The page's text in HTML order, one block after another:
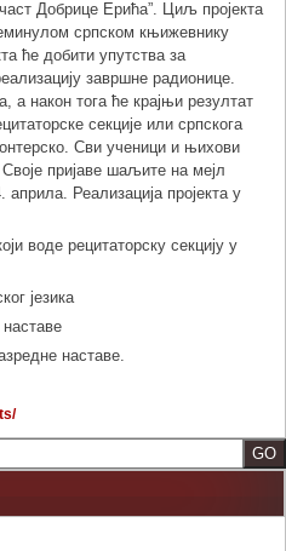
Добрице Ерића”. Циљ пројекта
српском књижевнику
ће добити упутства за
завршне радионице.
а након тога ће крајњи резултат
секције или српскога
Сви ученици и њихови
пријаве шаљите на мејл
Реализација пројекта у
воде рецитаторску секцију у
језика
наставе.